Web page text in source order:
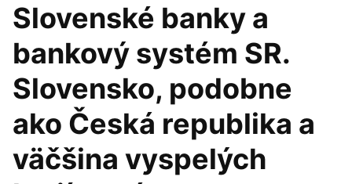
Slovenské banky a
bankový systém SR.
Slovensko, podobne
ako Česká republika a
väčšina vyspelých